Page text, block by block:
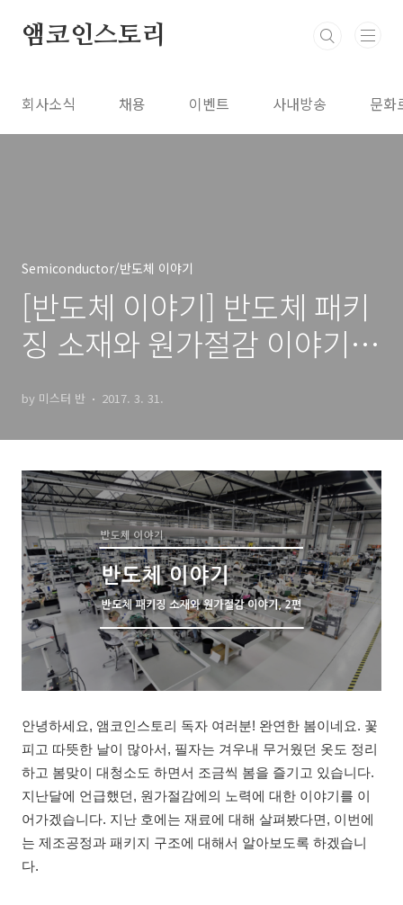
앰코인스토리
회사소식 채용 이벤트 사내방송 문화
Semiconductor/반도체 이야기
[반도체 이야기] 반도체 패키
징 소재와 원가절감 이야기, 2
by 미스터 반 2017. 3. 31.
안녕하세요, 앰코인스토리 독자 여러분! 완연한 봄이네요. 꽃
피고 따뜻한 날이 많아서, 필자는 겨우내 무거웠던 옷도 정리
하고 봄맞이 대청소도 하면서 조금씩 봄을 즐기고 있습니다.
지난달에 언급했던, 원가절감에의 노력에 대한 이야기를 이
어가겠습니다. 지난 호에는 재료에 대해 살펴봤다면, 이번에
는 제조공정과 패키지 구조에 대해서 알아보도록 하겠습니
다.